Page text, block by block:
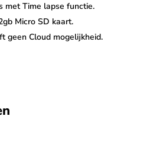
met de nieuwste Galaxy
die garant staat voor de scherpste
van 3840p*2160p in 24fps. De
kan met de dashcam foto's in
met Time lapse functie.
Micro SD kaart.
geen Cloud mogelijkheid.